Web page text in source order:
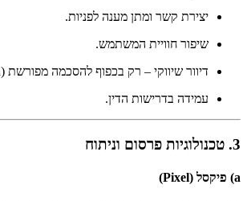
יצירת קשר ומתן מענה לפניות.
שיפור חוויית המשתמש.
דיוור שיווקי – רק בכפוף להסכמה מפורשת (Opt-in).
עמידה בדרישות הדין.
3. טכנולוגיות פרסום וניתוח
a) פיקסל (Pixel)